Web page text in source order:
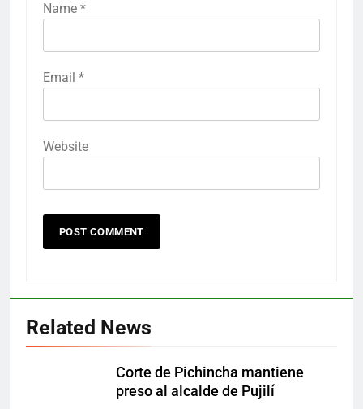
Name *
Email *
Website
Related News
Corte de Pichincha mantiene
preso al alcalde de Pujilí